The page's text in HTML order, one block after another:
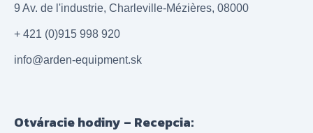
9 Av. de l'industrie, Charleville-Mézières, 08000
+ 421 (0)915 998 920
info@arden-equipment.sk
Otváracie hodiny – Recepcia: